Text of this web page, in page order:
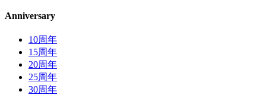
Anniversary
10周年
15周年
20周年
25周年
30周年